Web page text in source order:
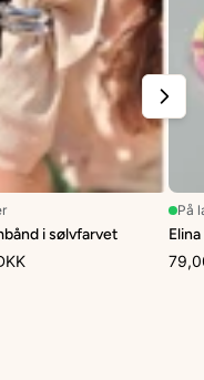
i sølvfarvet
På